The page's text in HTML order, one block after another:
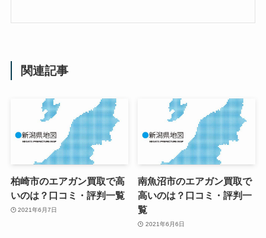
関連記事
柏崎市のエアガン買取で高
いのは？口コミ・評判一覧
2021年6月7日
南魚沼市のエアガン買取で
高いのは？口コミ・評判一
覧
2021年6月6日